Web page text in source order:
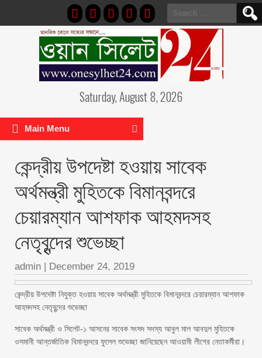
Search
for:
Saturday, August 8, 2026
Main Menu
কেন্দ্রীয় উপদেষ্টা হওয়ায় সাবেক
অর্থমন্ত্রী মুহিতকে বিমানবন্দরে
চেয়ারম্যান আশফাক আহমদসহ
নেতৃবৃন্দের শুভেচ্ছা
admin | December 24, 2019
কেন্দ্রীয় উপদেষ্টা নিযুক্ত হওয়ায় সাবেক অর্থমন্ত্রী মুহিতকে বিমানবন্দরে চেয়ারম্যান আশফাক
আহমদসহ নেতৃবৃন্দের শুভেচ্ছা
সাবেক অর্থমন্ত্রী ও সিলেট-১ আসনের সাবেক সংসদ সদস্য আবুল মাল আবদুল মুহিতকে
ওসমানী আন্তর্জাতিক বিমানবন্দরে ফুলেল শুভেচ্ছা জানিয়েছেন আওয়ামী লীগের নেতাকর্মীরা।